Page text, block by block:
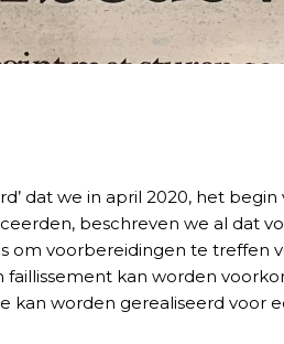
dat we in april 2020, het begin
beschreven we al dat
om voorbereidingen te treffen
kan worden
kan worden gerealiseerd voor